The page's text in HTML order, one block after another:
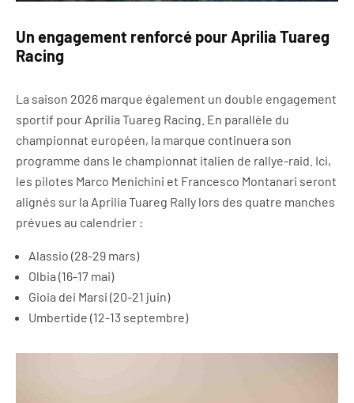
Un engagement renforcé pour Aprilia Tuareg
Racing
La saison 2026 marque également un double engagement
sportif pour Aprilia Tuareg Racing. En parallèle du
championnat européen, la marque continuera son
programme dans le championnat italien de rallye-raid. Ici,
les pilotes Marco Menichini et Francesco Montanari seront
alignés sur la Aprilia Tuareg Rally lors des quatre manches
prévues au calendrier :
Alassio (28-29 mars)
Olbia (16-17 mai)
Gioia dei Marsi (20-21 juin)
Umbertide (12-13 septembre)